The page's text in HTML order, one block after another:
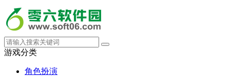
游戏分类
角色扮演